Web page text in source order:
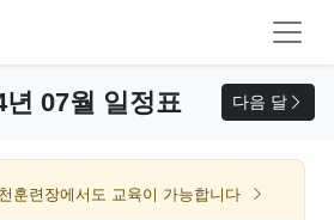
년 07월 일정표 다음 달
훈련장에서도 교육이 가능합니다